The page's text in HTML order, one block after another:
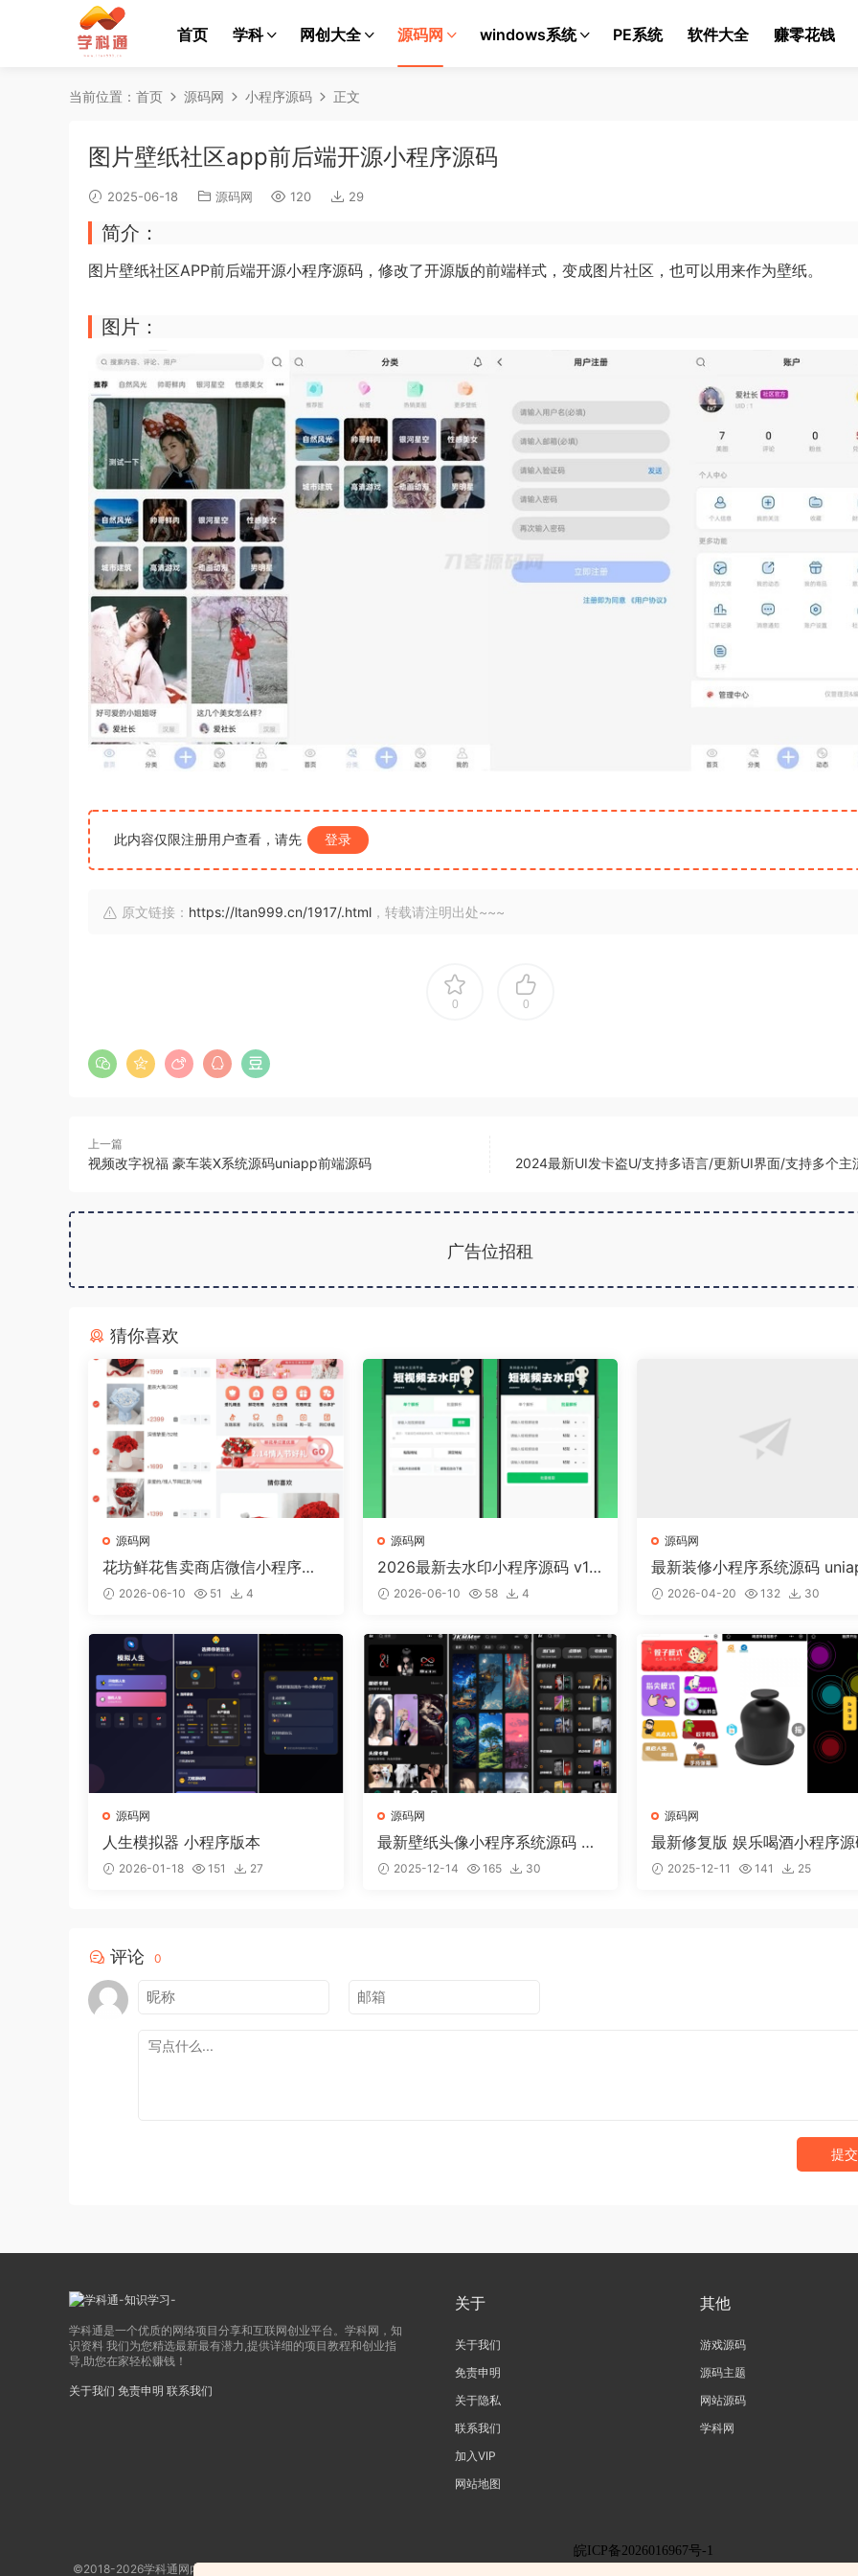
首页 学科 网创大全 源码网 windows系统 PE系统 软件大全 赚零花钱
当前位置： 首页 源码网 小程序源码 正文
图片壁纸社区app前后端开源小程序源码
2025-06-18 源码网 120 29
简介：
图片壁纸社区APP前后端开源小程序源码 ，修改了开源版的前端样式，变成图片社区，也可以用来作为壁纸。
图片：
此内容仅限注册用户查看，请先 登录
原文链接： https://ltan999.cn/1917/.html ，转载请注明出处~~~
0 0
上一篇
视频改字祝福 豪车装X系统源码uniapp前端源码 2024最新UI发卡盗U/支持多语言/更新UI界面/支持多个主
广告位招租
猜你喜欢
源码网
花坊鲜花售卖商店微信小程序源
码 2026-06-10 51 4
源码网
2026最新去水印小程序源码 v1.
6.5 带流量主
2026-06-10 58 4
源码网
最新装修小程序系统源码
全开源
2026-04-20 132 30
源码网
人生模拟器 小程序版本
2026-01-18 151 27
源码网
最新壁纸头像小程序系统源码 带
流量主
2025-12-14 165 30
源码网
最新修复版 娱乐喝酒小程序
2025-12-11 141 25
评论 0
提交
学科通是一个优质的网络项目分享和互联网创业平台。学科网，知
识资料 我们为您精选最新最有潜力,提供详细的项目教程和创业指
导,助您在家轻松赚钱！
关于我们 免责申明 联系我们
关于
关于我们
免责申明
关于隐私
联系我们
加入VIP
网站地图
其他
游戏源码
源码主题
网站源码
学科网
皖ICP备2026016967号-1
©2018-2026学科通网内容全部来自网络，版权争议与本站无关，如果您认为侵犯了您的合法权益,请联系我们删除，并向所有持版权者致最深歉意！本站